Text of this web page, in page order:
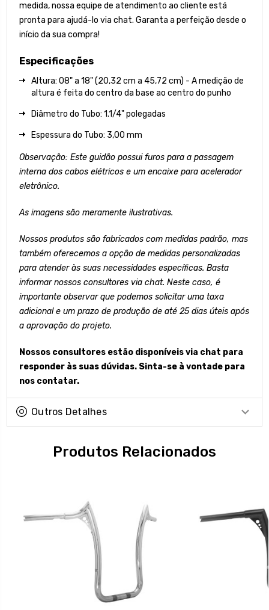
medida, nossa equipe de atendimento ao cliente está
pronta para ajudá-lo via chat. Garanta a perfeição desde o
início da sua compra!
Especificações
Altura: 08" a 18" (20,32 cm a 45,72 cm) - A medição de
altura é feita do centro da base ao centro do punho
Diâmetro do Tubo: 1.1/4" polegadas
Espessura do Tubo: 3,00 mm
Observação: Este guidão possui furos para a passagem
interna dos cabos elétricos e um encaixe para acelerador
eletrônico.
As imagens são meramente ilustrativas.
Nossos produtos são fabricados com medidas padrão, mas
também oferecemos a opção de medidas personalizadas
para atender às suas necessidades específicas. Basta
informar nossos consultores via chat. Neste caso, é
importante observar que podemos solicitar uma taxa
adicional e um prazo de produção de até 25 dias úteis após
a aprovação do projeto.
Nossos consultores estão disponíveis via chat para
responder às suas dúvidas. Sinta-se à vontade para
nos contatar.
Outros Detalhes
Produtos Relacionados